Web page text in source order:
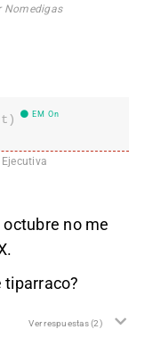
Nomedigas
EM On
no me
tiparraco?
Ver respuestas(2)